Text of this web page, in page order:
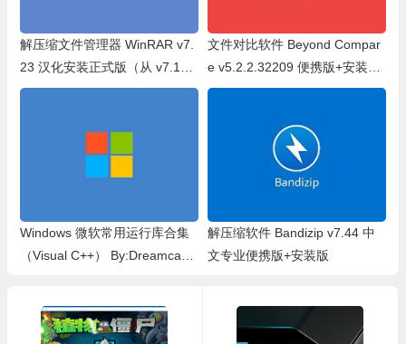
解压缩文件管理器 WinRAR v7.
23 汉化安装正式版（从 v7.10
不支持 32 位系统）
文件对比软件 Beyond Compar
e v5.2.2.32209 便携版+安装版
+特别版
Windows 微软常用运行库合集
（Visual C++） By:Dreamcast
解压缩软件 Bandizip v7.44 中
文专业便携版+安装版